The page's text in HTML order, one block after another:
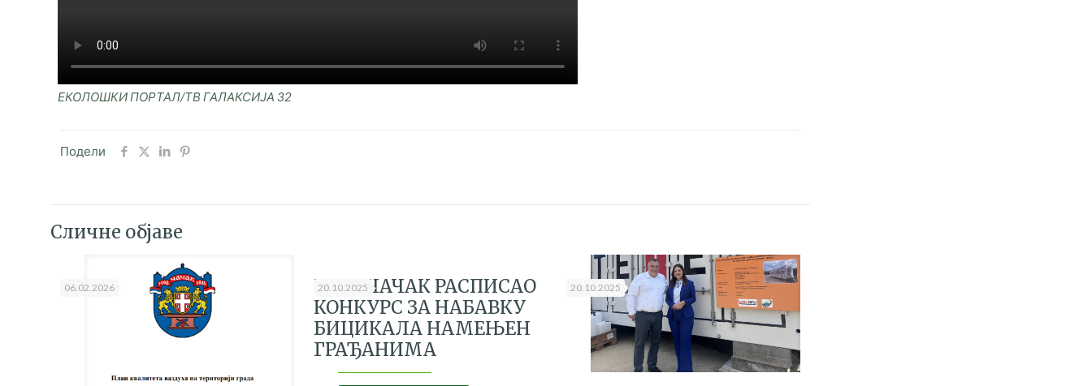
ЕКОЛОШКИ ПОРТАЛ/ТВ ГАЛАКСИЈА 32
Подели
Сличне објаве
06.02.2026 20.10.2025
ГРАД ЧАЧАК РАСПИСАО
КОНКУРС ЗА НАБАВКУ
БИЦИКАЛА НАМЕЊЕН
ГРАЂАНИМА
20.10.2025